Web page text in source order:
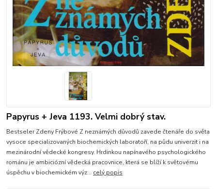
Papyrus + Jeva 1193. Velmi dobrý stav.
Bestseler Zdeny Frýbové Z neznámých důvodů zavede čtenáře do světa
vysoce specializovaných biochemických laboratoří, na půdu univerzit i na
mezinárodní vědecké kongresy. Hrdinkou napínavého psychologického
románu je ambiciózní vědecká pracovnice, která se blíží k světovému
úspěchu v biochemickém výz... celý popis